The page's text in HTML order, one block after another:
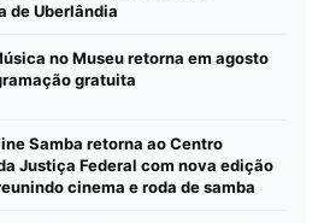
de Uberlândia
no Museu retorna em agosto
gratuita
Samba retorna ao Centro
Justiça Federal com nova edição
cinema e roda de samba